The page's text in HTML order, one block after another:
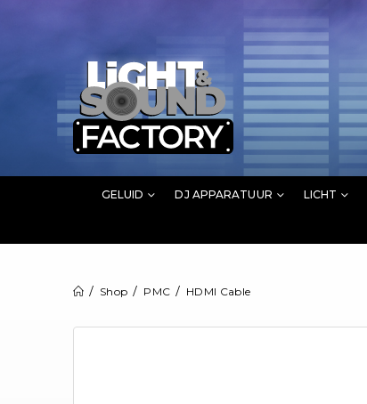
GELUID DJ APPARATUUR LICHT
Shop PMC HDMI Cable